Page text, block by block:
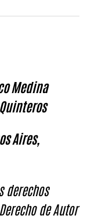
Medina
Aires,
derechos
de Autor